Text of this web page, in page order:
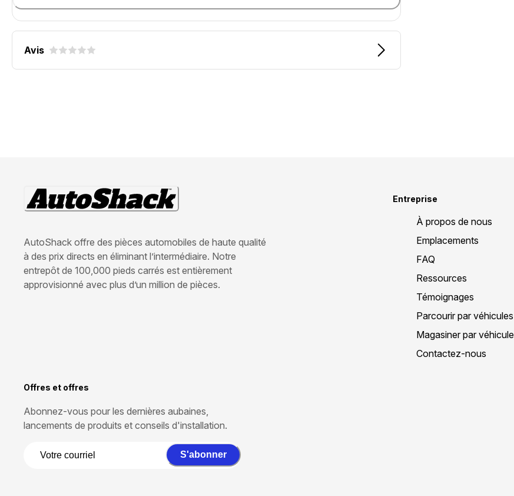
Avis
AutoShack offre des pièces automobiles de haute qualité
à des prix directs en éliminant l’intermédiaire. Notre
entrepôt de 100,000 pieds carrés est entièrement
approvisionné avec plus d’un million de pièces.
Entreprise
À propos de nous
Emplacements
FAQ
Ressources
Témoignages
Parcourir par véhicules
Magasiner par véhicule
Contactez-nous
Offres et offres
Abonnez-vous pour les dernières aubaines,
lancements de produits et conseils d'installation.
S'abonner